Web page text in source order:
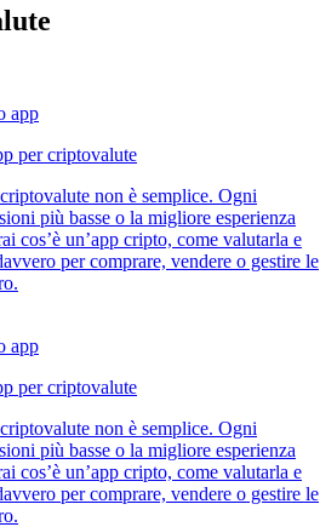
per criptovalute
non è semplice. Ogni
più basse o la migliore esperienza
cos’è un’app cripto, come valutarla e
per comprare, vendere o gestire le
per criptovalute
non è semplice. Ogni
più basse o la migliore esperienza
cos’è un’app cripto, come valutarla e
per comprare, vendere o gestire le